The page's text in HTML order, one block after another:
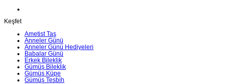
Keşfet
Ametist Taş
Anneler Günü
Anneler Günü Hediyeleri
Babalar Günü
Erkek Bileklik
Gümüş Bileklik
Gümüş Küpe
Gümüş Tesbih